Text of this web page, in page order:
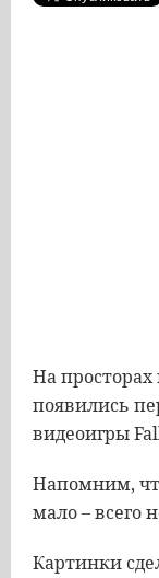
На
появились
видеоигры
Напомним,
мало – всего
Картинки